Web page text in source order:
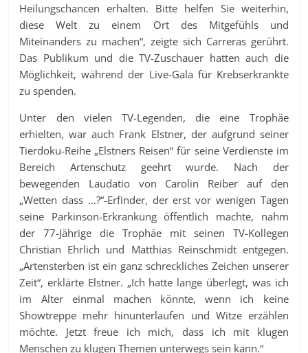
Heilungschancen erhalten. Bitte helfen Sie weiterhin,
diese Welt zu einem Ort des Mitgefühls und
Miteinanders zu machen“, zeigte sich Carreras gerührt.
Das Publikum und die TV-Zuschauer hatten auch die
Möglichkeit, während der Live-Gala für Krebserkrankte
zu spenden.
Unter den vielen TV-Legenden, die eine Trophäe
erhielten, war auch Frank Elstner, der aufgrund seiner
Tierdoku-Reihe „Elstners Reisen“ für seine Verdienste im
Bereich Artenschutz geehrt wurde. Nach der
bewegenden Laudatio von Carolin Reiber auf den
„Wetten dass …?“-Erfinder, der erst vor wenigen Tagen
seine Parkinson-Erkrankung öffentlich machte, nahm
der 77-Jährige die Trophäe mit seinen TV-Kollegen
Christian Ehrlich und Matthias Reinschmidt entgegen.
„Artensterben ist ein ganz schreckliches Zeichen unserer
Zeit“, erklärte Elstner. „Ich hatte lange überlegt, was ich
im Alter einmal machen könnte, wenn ich keine
Showtreppe mehr hinunterlaufen und Witze erzählen
möchte. Jetzt freue ich mich, dass ich mit klugen
Menschen zu klugen Themen unterwegs sein kann.“